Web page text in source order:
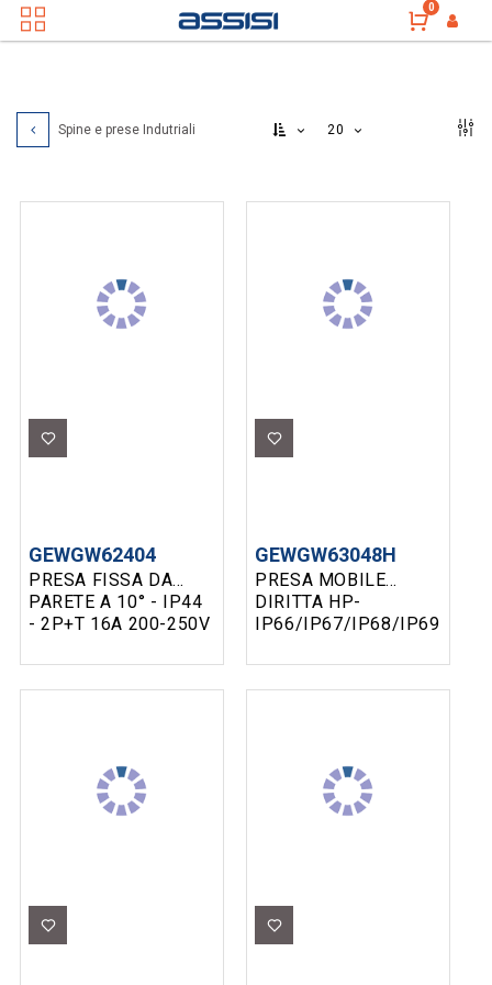
0
Spine e prese Indutriali 20
PRESA FISSA DA
PARETE A 10° - IP44
- 2P+T 16A 200-250V
GEWGW62404
PRESA MOBILE
DIRITTA HP-
IP66/IP67/IP68/IP69-
50/60HZ GEWISS
GEWGW63048H